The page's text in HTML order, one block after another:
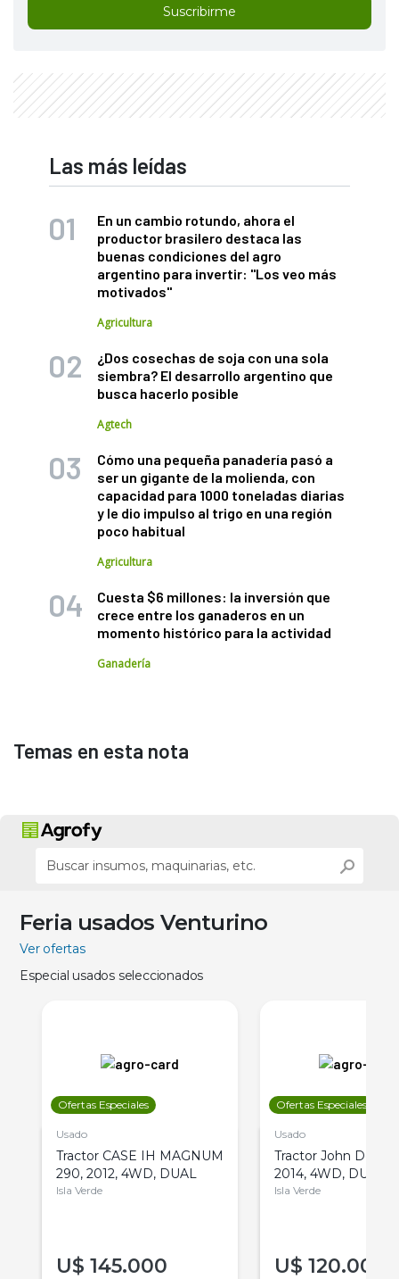
Suscribirme
Las más leídas
En un cambio rotundo, ahora el
productor brasilero destaca las
buenas condiciones del agro
argentino para invertir: "Los veo más
motivados"
Agricultura
¿Dos cosechas de soja con una sola
siembra? El desarrollo argentino que
busca hacerlo posible
Agtech
Cómo una pequeña panadería pasó a
ser un gigante de la molienda, con
capacidad para 1000 toneladas diarias
y le dio impulso al trigo en una región
poco habitual
Agricultura
Cuesta $6 millones: la inversión que
crece entre los ganaderos en un
momento histórico para la actividad
Ganadería
Temas en esta nota
Feria usados Venturino
Ver ofertas
Especial usados seleccionados
Ofertas Especiales
Usado
Tractor CASE IH MAGNUM
290, 2012, 4WD, DUAL
Isla Verde
U$ 145.000
Ofertas Especiales
Usado
Tractor John Deere
2014, 4WD, DUAL
Isla Verde
U$ 120.000